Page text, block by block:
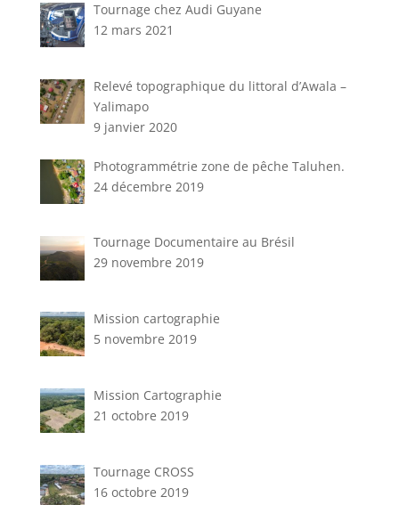
Tournage chez Audi Guyane
12 mars 2021
Relevé topographique du littoral d’Awala –
Yalimapo
9 janvier 2020
Photogrammétrie zone de pêche Taluhen.
24 décembre 2019
Tournage Documentaire au Brésil
29 novembre 2019
Mission cartographie
5 novembre 2019
Mission Cartographie
21 octobre 2019
Tournage CROSS
16 octobre 2019